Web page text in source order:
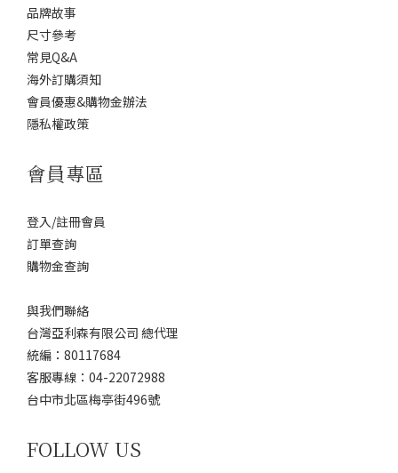
品牌故事
尺寸參考
常見Q&A
海外訂購須知
會員優惠&購物金辦法
隱私權政策
會員專區
登入/註冊會員
訂單查詢
購物金查詢
與我們聯絡
台灣亞利森有限公司 總代理
統編：80117684
客服專線：04-22072988
台中市北區梅亭街496號
FOLLOW US